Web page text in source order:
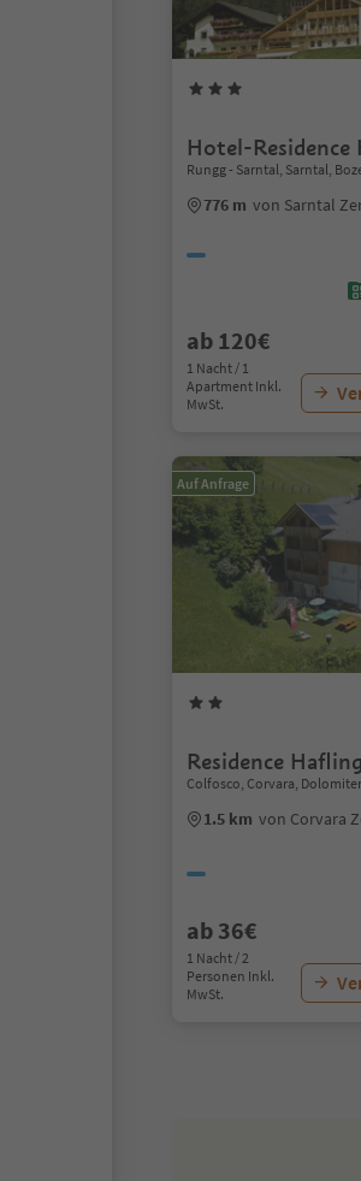
Hotel-
Rungg - Sarntal, Sarntal,
776 m von Sarntal
ab 120€
1 Nacht / 1
Apartment Inkl.
MwSt.
Auf Anfrage
Residence
Colfosco, Corvara,
1.5 km von Corvara
ab 36€
1 Nacht / 2
Personen Inkl.
MwSt.